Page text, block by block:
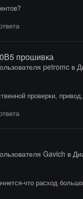
прошивка
petromcв
проверки,
Gavich в
что расход